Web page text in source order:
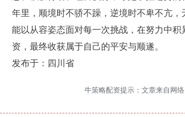
年里，顺境时不骄不躁，逆境时不卑不亢
能以从容姿态面对每一次挑战，在努力中
资，最终收获属于自己的平安与顺遂。
发布于：四川省
牛策略配资提示：文章来自网络